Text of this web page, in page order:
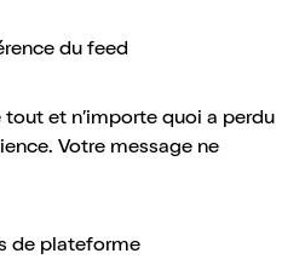
du feed
et n’importe quoi a perdu
Votre message ne
de plateforme